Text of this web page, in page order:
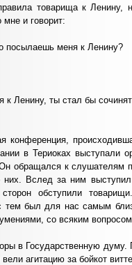
товарища к Ленину,
и говорит:
посылаешь меня к Ленину?
Ленину, ты стал бы
конференция,
в Териоках
обращался к слушателям
них. Вслед за ним
сторон обступили
тем был для нас самым
со всяким
в Государственную
агитацию за бойкот